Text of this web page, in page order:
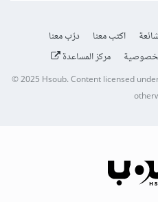
اكتب معنا
درّب معنا
مركز المساعدة
© 2025Hsoub.Content licensed